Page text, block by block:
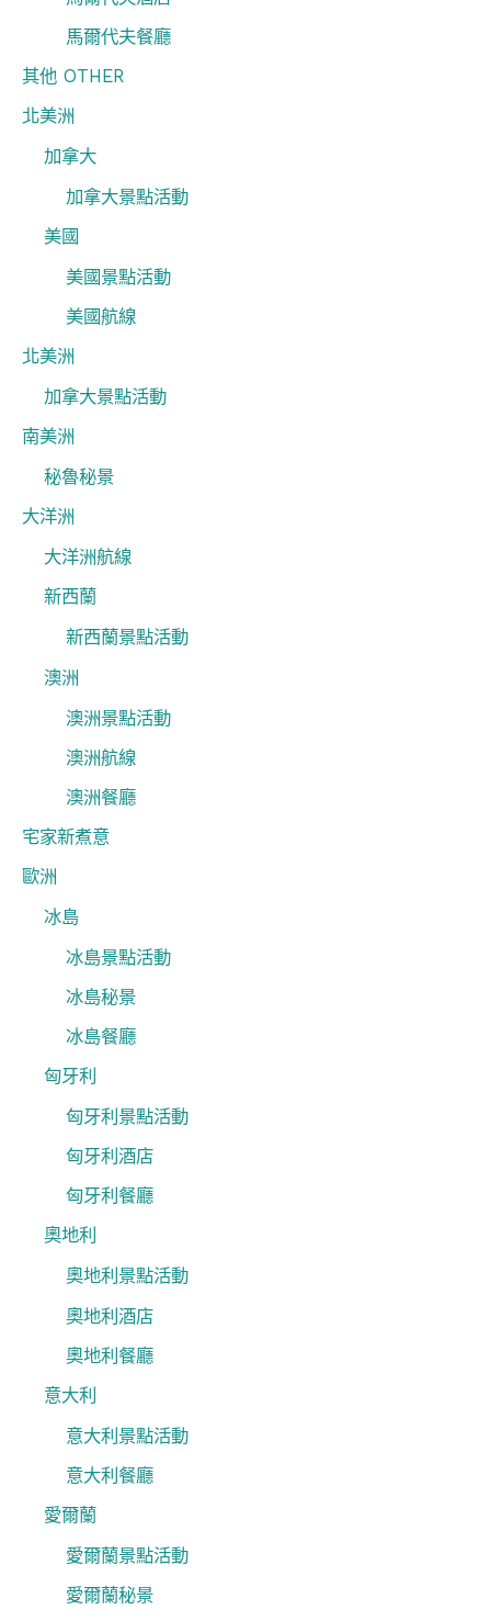
馬爾代夫餐廳
其他 OTHER
北美洲
加拿大
加拿大景點活動
美國
美國景點活動
美國航線
北美洲
加拿大景點活動
南美洲
秘魯秘景
大洋洲
大洋洲航線
新西蘭
新西蘭景點活動
澳洲
澳洲景點活動
澳洲航線
澳洲餐廳
宅家新煮意
歐洲
冰島
冰島景點活動
冰島秘景
冰島餐廳
匈牙利
匈牙利景點活動
匈牙利酒店
匈牙利餐廳
奧地利
奧地利景點活動
奧地利酒店
奧地利餐廳
意大利
意大利景點活動
意大利餐廳
愛爾蘭
愛爾蘭景點活動
愛爾蘭秘景